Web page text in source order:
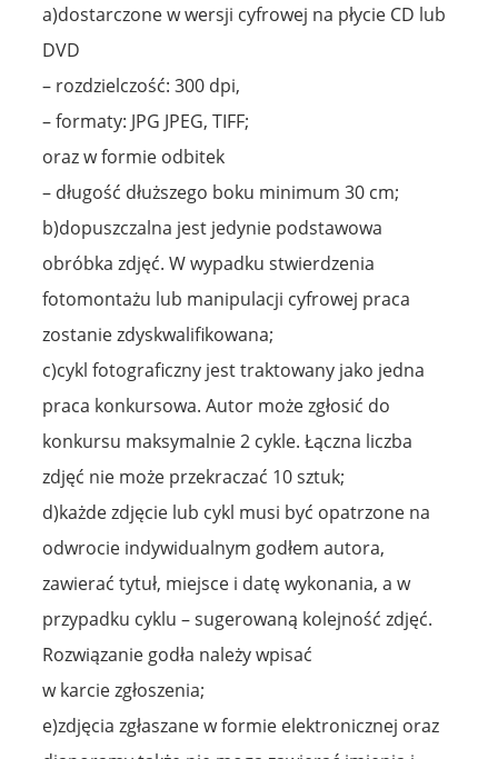
a)dostarczone w wersji cyfrowej na płycie CD lub
DVD
– rozdzielczość: 300 dpi,
– formaty: JPG JPEG, TIFF;
oraz w formie odbitek
– długość dłuższego boku minimum 30 cm;
b)dopuszczalna jest jedynie podstawowa
obróbka zdjęć. W wypadku stwierdzenia
fotomontażu lub manipulacji cyfrowej praca
zostanie zdyskwalifikowana;
c)cykl fotograficzny jest traktowany jako jedna
praca konkursowa. Autor może zgłosić do
konkursu maksymalnie 2 cykle. Łączna liczba
zdjęć nie może przekraczać 10 sztuk;
d)każde zdjęcie lub cykl musi być opatrzone na
odwrocie indywidualnym godłem autora,
zawierać tytuł, miejsce i datę wykonania, a w
przypadku cyklu – sugerowaną kolejność zdjęć.
Rozwiązanie godła należy wpisać
w karcie zgłoszenia;
e)zdjęcia zgłaszane w formie elektronicznej oraz